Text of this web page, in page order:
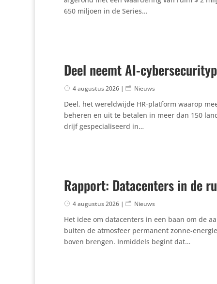
650 miljoen in de Series…
Deel neemt AI-
4 augustus 2026 | Nieuws
Deel, het wereld­wijde HR-platform waarop
beheren en uit te betalen in meer dan 150
drijf gespe­ci­a­li­seerd in…
Rapport: Datacenters in de
4 augustus 2026 | Nieuws
Het idee om data­cen­ters in een baan om de
buiten de atmosfeer permanent zonne-
boven brengen. Inmiddels begint dat…